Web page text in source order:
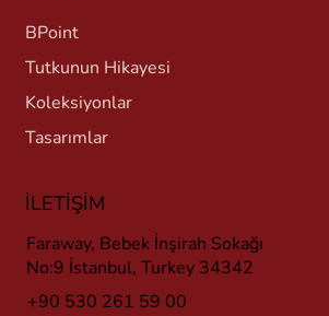
BPoint
Tutkunun Hikayesi
Koleksiyonlar
Tasarımlar
İLETİŞİM
Faraway, Bebek İnşirah Sokağı
No:9 İstanbul, Turkey 34342
+90 530 261 59 00